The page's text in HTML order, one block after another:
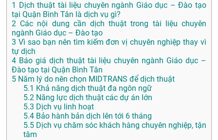
1
Dịch thuật tài liệu chuyên ngành Giáo dục – Đào tạo
tại Quận Bình Tân là dịch vụ gì?
2 Các nội dung cần dịch thuật trong tài liệu chuyên
ngành Giáo dục – Đào tạo
3 Vì sao bạn nên tìm kiếm đơn vị chuyên nghiệp thay vì
tự dịch
4 Báo giá dịch thuật tài liệu chuyên ngành Giáo dục –
Đào tạo tại Quận Bình Tân
5 Năm lý do nên chọn MIDTRANS để dịch thuật
5.1 Khả năng dịch thuật đa ngôn ngữ
5.2 Năng lực dịch thuật các dự án lớn
5.3 Dịch vụ linh hoạt
5.4 Bảo hành bản dịch lên tới 6 tháng
5.5 Dịch vụ chăm sóc khách hàng chuyên nghiệp, tận
tâm